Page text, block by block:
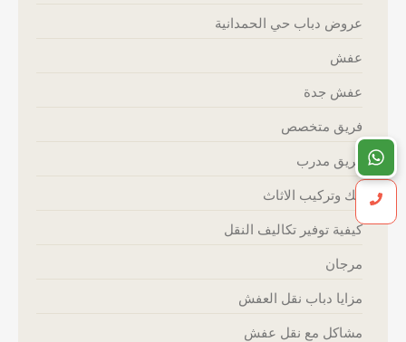
عروض دباب حي الحمدانية
عفش
عفش جدة
فريق متخصص
فريق مدرب
فك وتركيب الاثاث
كيفية توفير تكاليف النقل
مرجان
مزايا دباب نقل العفش
مشاكل مع نقل عفش